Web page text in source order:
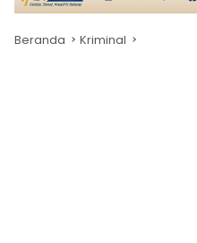
Beranda Kriminal